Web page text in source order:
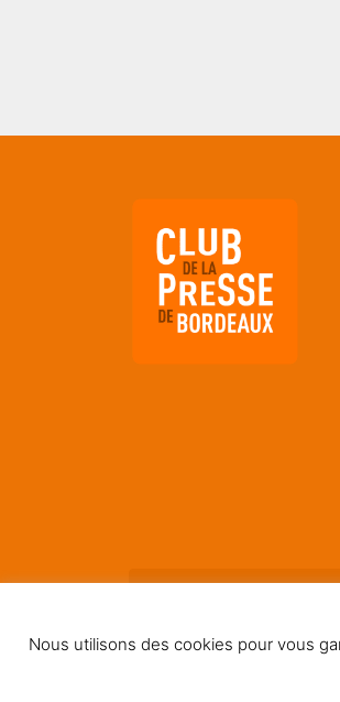
@ 2026 Club Presse
Nous utilisons des cookies pour vous